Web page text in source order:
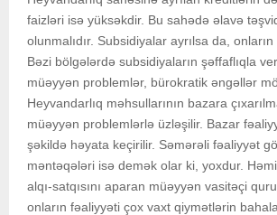
faizləri isə yüksəkdir. Bu sahədə əlavə
olunmalıdır. Subsidiyalar ayrılsa da, onların
Bəzi bölgələrdə subsidiyaların şəffaflıqla
müəyyən problemlər, bürokratik əngəllər
Heyvandarlıq məhsullarının bazara
müəyyən problemlərlə üzləşilir. Bazar
şəkildə həyata keçirilir. Səmərəli fəaliyyət
məntəqələri isə demək olar ki, yoxdur.
alqı-satqısını aparan müəyyən vasitəçi
onların fəaliyyəti çox vaxt qiymətlərin